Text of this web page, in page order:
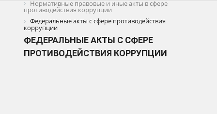
Нормативные правовые и иные акты в сфере
противодействия коррупции
Федеральные акты с сфере противодействия
коррупции
ФЕДЕРАЛЬНЫЕ АКТЫ С СФЕРЕ
ПРОТИВОДЕЙСТВИЯ КОРРУПЦИИ